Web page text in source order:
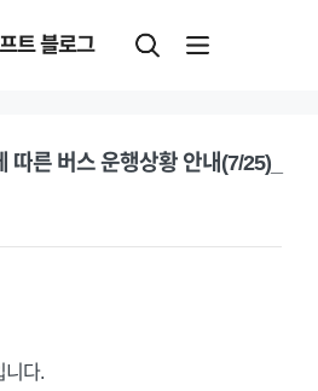
트 블로그
따른 버스 운행상황 안내(7/25)_
니다.